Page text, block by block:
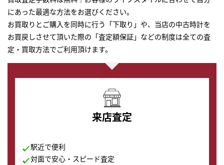
にあった最適な方法をお選びください。
お買取りとご購入を同時に行う「下取り」や、当店の中古時計を
お買戻しさせて頂いた際の「査定額保証」などの制度は全ての査
定・買取方法でご利用頂けます。
来店査定
駅近で便利
対面で安心・スピード査定